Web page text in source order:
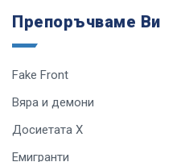
Препоръчваме Ви
Fake Front
Вяра и демони
Досиетата Х
Емигранти